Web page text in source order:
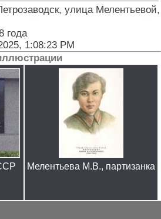
улица Мелентьевой,
года
1:08:23 PM
Мелентьева М.В., партизанка